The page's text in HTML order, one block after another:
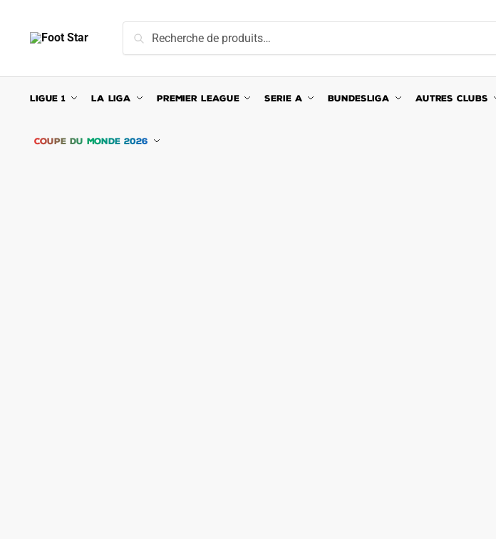
navigation
content
pour :
Recherche
LIGUE 1 LA LIGA PREMIER LEAGUE SERIE A BUNDESLIGA AUTRES CLUBS
COUPE DU MONDE 2026